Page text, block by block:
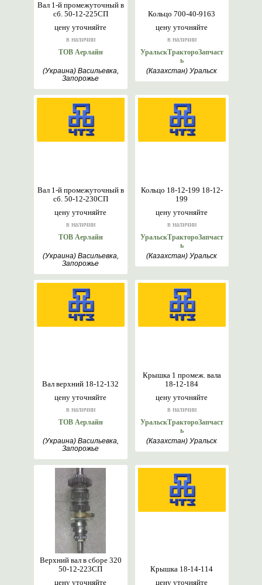
цену уточняйте
в наличии
Вал 1-й промежуточный в
сб. 50-12-225СП
ТОВ Аерлайн
(Украина) Васильевка,
Запорожье
цену уточняйте
в наличии
Кольцо 700-40-9163
УральскТрактороЗапчаст
ь
(Казахстан) Уральск
цену уточняйте
в наличии
Вал 1-й промежуточный в
сб. 50-12-230СП
ТОВ Аерлайн
(Украина) Васильевка,
Запорожье
цену уточняйте
в наличии
Кольцо 18-12-199 18-12-
199
УральскТрактороЗапчаст
ь
(Казахстан) Уральск
цену уточняйте
в наличии
Вал верхний 18-12-132
ТОВ Аерлайн
(Украина) Васильевка,
Запорожье
цену уточняйте
в наличии
Крышка 1 промеж. вала
18-12-184
УральскТрактороЗапчаст
ь
(Казахстан) Уральск
цену уточняйте
Верхний вал в сборе 320
50-12-223СП
цену уточняйте
Крышка 18-14-114